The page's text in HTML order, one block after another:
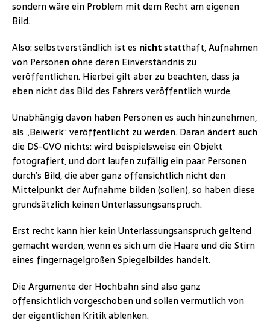
sondern wäre ein Problem mit dem Recht am eigenen
Bild.
Also: selbstverständlich ist es nichtstatthaft, Aufnahmen
von Personen ohne deren Einverständnis zu
veröffentlichen. Hierbei gilt aber zu beachten, dass ja
eben nicht das Bild des Fahrers veröffentlich wurde.
Unabhängig davon haben Personen es auch hinzunehmen,
als „Beiwerk“ veröffentlicht zu werden. Daran ändert auch
die DS-GVO nichts: wird beispielsweise ein Objekt
fotografiert, und dort laufen zufällig ein paar Personen
durch’s Bild, die aber ganz offensichtlich nicht den
Mittelpunkt der Aufnahme bilden (sollen), so haben diese
grundsätzlich keinen Unterlassungsanspruch.
Erst recht kann hier kein Unterlassungsanspruch geltend
gemacht werden, wenn es sich um die Haare und die Stirn
eines fingernagelgroßen Spiegelbildes handelt.
Die Argumente der Hochbahn sind also ganz
offensichtlich vorgeschoben und sollen vermutlich von
der eigentlichen Kritik ablenken.